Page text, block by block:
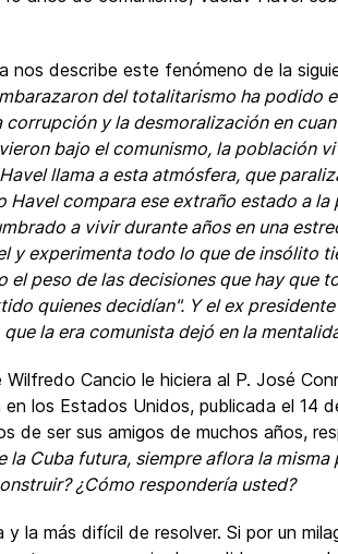
nos describe este fenómeno de la
del totalitarismo ha podido
y la desmoralización en
bajo el comunismo, la población
llama a esta atmósfera, que
Havel compara ese extraño estado a
a vivir durante años en una
y experimenta todo lo que de insólito
peso de las decisiones que hay que
quienes decidían". Y el ex
la era comunista dejó en la
Cancio le hiciera al P. José
los Estados Unidos, publicada el 14
de ser sus amigos de muchos años,
Cuba futura, siempre aflora la misma
¿Cómo respondería usted?
la más difícil de resolver. Si por un